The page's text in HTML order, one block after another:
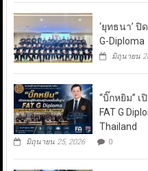
‘ยุทธนา’
G-Diploma
มิถุนายน
“บิ๊กหยิม”
FAT G
Thailand
มิถุนายน 25, 2026 0